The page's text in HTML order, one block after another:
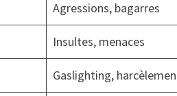
Agressions, bagarres
Insultes, menaces
Gaslighting,